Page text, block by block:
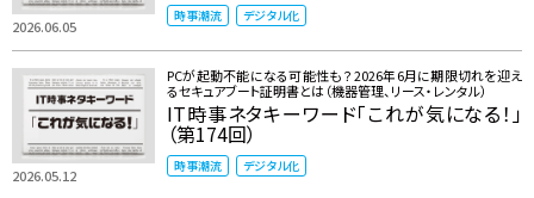
2026.06.05
時事潮流 デジタル化
2026.05.12
PCが起動不能になる可能性も？ 2026年6月に期限切れを迎え
るセキュアブート証明書とは（機器管理、リース・レンタル）
IT時事ネタキーワード「これが気になる！」
（第174回）
時事潮流 デジタル化